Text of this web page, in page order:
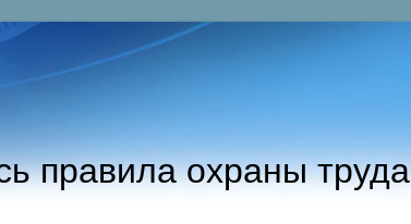
правила охраны труда